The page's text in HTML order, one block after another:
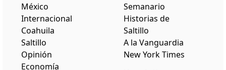
México
Internacional
Coahuila
Saltillo
Opinión
Economía
Semanario
Historias de
Saltillo
A la Vanguardia
New York Times